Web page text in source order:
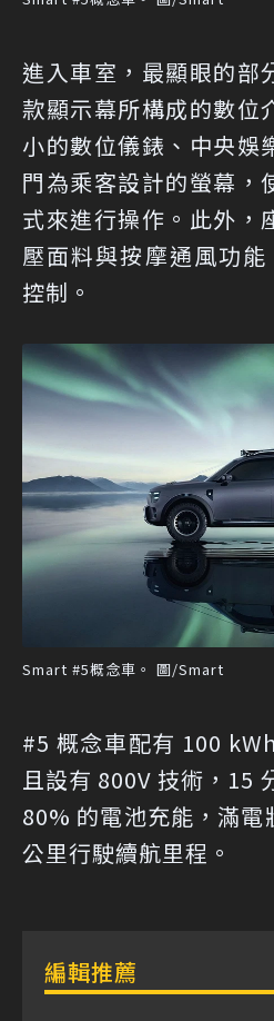
進入車室，最顯眼的部
款顯示幕所構成的數位
小的數位儀錶、中央娛
門為乘客設計的螢幕，
式來進行操作。此外，
壓面料與按摩通風功
控制。
Smart #5概念車。 圖/Smart
#5 概念車配有 100
且設有 800V 技術，15
80% 的電池充能，滿
公里行駛續航里程。
編輯推薦